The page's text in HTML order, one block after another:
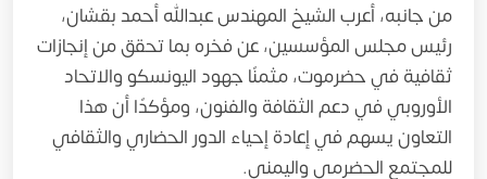
من جانبه، أعرب الشيخ المهندس عبدالله أحمد بقشان،
رئيس مجلس المؤسسين، عن فخره بما تحقق من إنجازات
ثقافية في حضرموت، مثمنًا جهود اليونسكو والاتحاد
الأوروبي في دعم الثقافة والفنون، ومؤكدًا أن هذا
التعاون يسهم في إعادة إحياء الدور الحضاري والثقافي
للمجتمع الحضرمي واليمني.